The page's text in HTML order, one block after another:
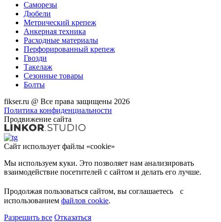
Саморезы
Дюбели
Метрический крепеж
Анкерная техника
Расходные материалы
Перфорированный крепеж
Гвозди
Такелаж
Сезонные товары
Болты
fikser.ru @ Все права защищены 2026
Политика конфиденциальности
Продвижение сайта
Сайт использует файлы «cookie»
Мы используем куки. Это позволяет нам анализировать
взаимодействие посетителей с сайтом и делать его лучше.
Продолжая пользоваться сайтом, вы соглашаетесь с
использованием файлов cookie.
Разрешить все Отказаться